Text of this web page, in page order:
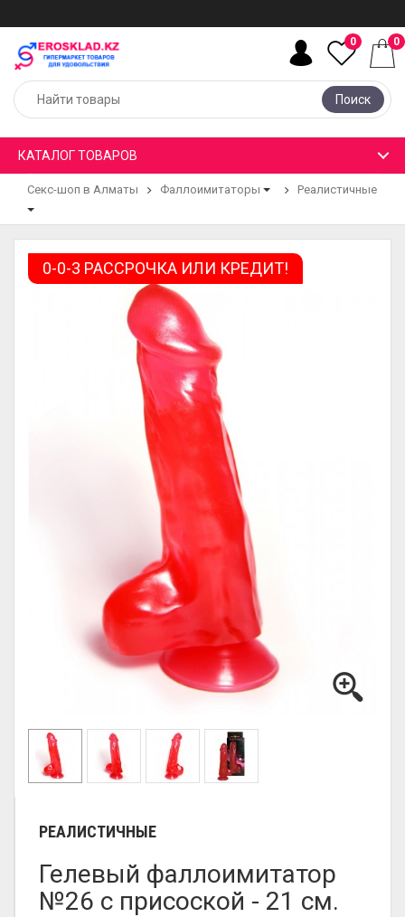
Поиск
0 0
КАТАЛОГ ТОВАРОВ
Секс-шоп в Алматы Фаллоимитаторы Реалистичные
0-0-3 РАССРОЧКА ИЛИ КРЕДИТ!
РЕАЛИСТИЧНЫЕ
Гелевый фаллоимитатор
№26 с присоской - 21 см.